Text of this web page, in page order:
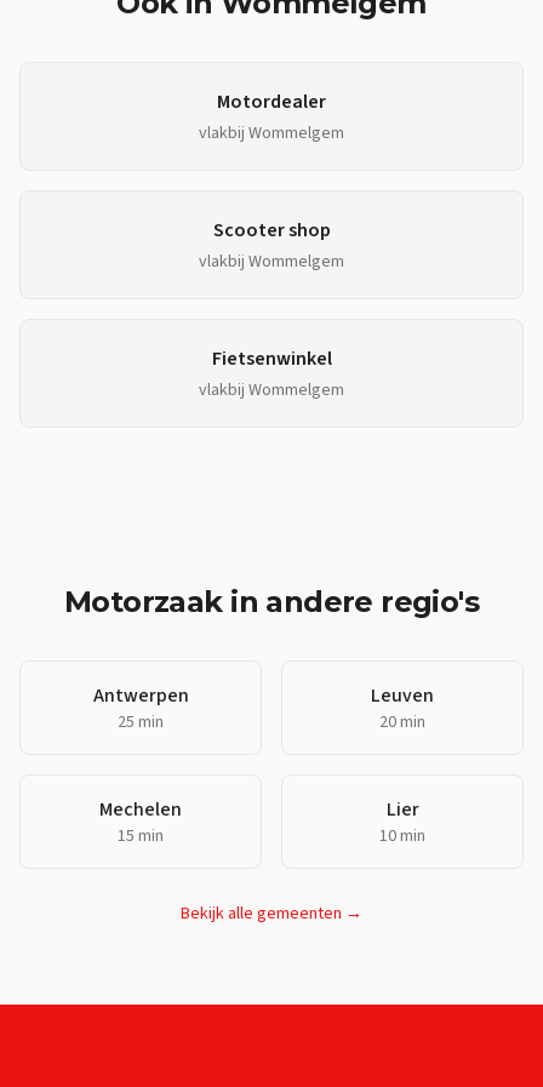
Motordealer
vlakbij Wommelgem
Scooter shop
vlakbij Wommelgem
Fietsenwinkel
vlakbij Wommelgem
Motorzaakin andere regio's
Antwerpen
25 min
Leuven
20 min
Mechelen
15 min
Lier
10 min
Bekijk alle gemeenten →